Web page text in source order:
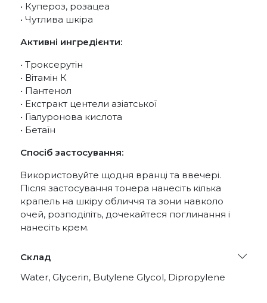
• Купероз, розацеа
• Чутлива шкіра
Активні ингредієнти:
• Троксерутін
• Вітамін К
• Пантенол
• Екстракт центели азіатської
• Гіалуронова кислота
• Бетаїн
Спосіб застосування:
Використовуйте щодня вранці та ввечері.
Після застосування тонера нанесіть кілька
крапель на шкіру обличчя та зони навколо
очей, розподіліть, дочекайтеся поглинання і
нанесіть крем.
Склад
Water, Glycerin, Butylene Glycol, Dipropylene